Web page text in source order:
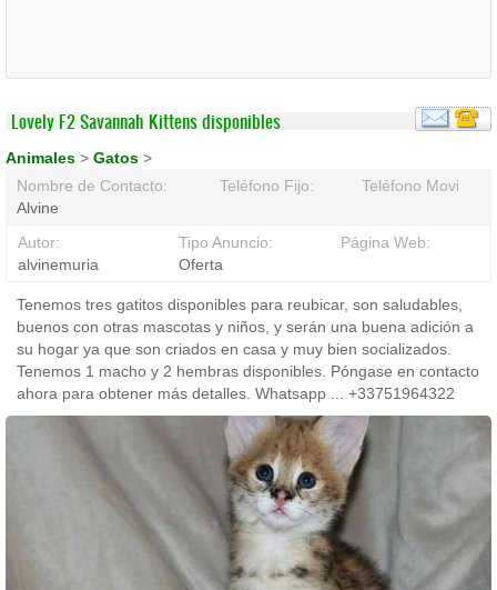
Lovely F2 Savannah Kittens disponibles
Animales > Gatos >
Nombre de Contacto:
Alvine
Teléfono Fijo: Teléfono Movil:
Autor:
alvinemuria
Tipo Anuncio:
Oferta
Página Web:
Tenemos tres gatitos disponibles para reubicar, son saludables,
buenos con otras mascotas y niños, y serán una buena adición a
su hogar ya que son criados en casa y muy bien socializados.
Tenemos 1 macho y 2 hembras disponibles. Póngase en contacto
ahora para obtener más detalles. Whatsapp ... +33751964322